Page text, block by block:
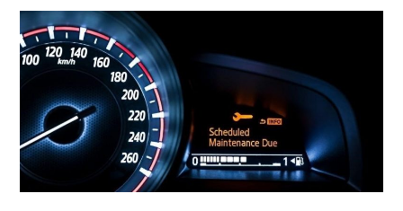
À
quoi
sert
le
voyant
la
C3
?
Je
vous